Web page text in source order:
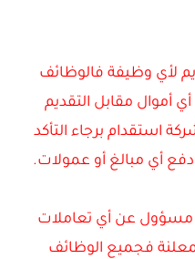
لأي وظيفة فالوظائف
أموال مقابل التقديم
استقدام برجاء التأكد
أي مبالغ أو عمولات.
عن أي تعاملات
فجميع الوظائف